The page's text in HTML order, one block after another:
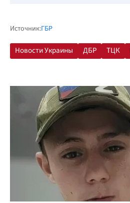
Источник:ГБР
Новости Украины ДБР ТЦК